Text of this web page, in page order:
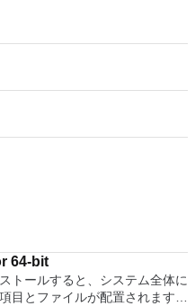
64-bit
トールすると、システム全体に
目とファイルが配置されます。